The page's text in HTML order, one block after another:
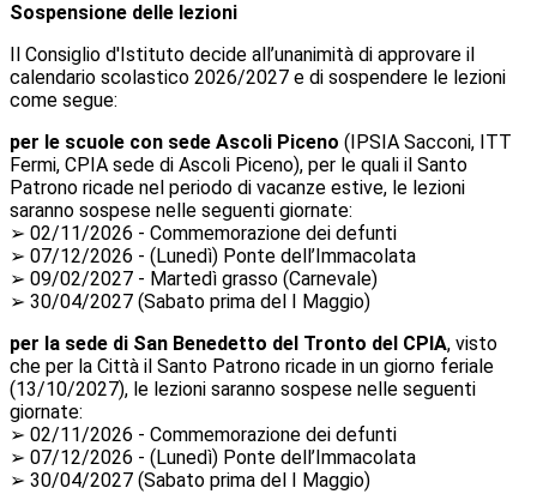
Sospensione delle lezioni
Il Consiglio d'Istituto decide all’unanimità di approvare il
calendario scolastico 2026/2027 e di sospendere le lezioni
come segue:
per le scuole con sede Ascoli Piceno (IPSIA Sacconi, ITT
Fermi, CPIA sede di Ascoli Piceno), per le quali il Santo
Patrono ricade nel periodo di vacanze estive, le lezioni
saranno sospese nelle seguenti giornate:
➢ 02/11/2026 - Commemorazione dei defunti
➢ 07/12/2026 - (Lunedì) Ponte dell’Immacolata
➢ 09/02/2027 - Martedì grasso (Carnevale)
➢ 30/04/2027 (Sabato prima del I Maggio)
per la sede di San Benedetto del Tronto del CPIA, visto
che per la Città il Santo Patrono ricade in un giorno feriale
(13/10/2027), le lezioni saranno sospese nelle seguenti
giornate:
➢ 02/11/2026 - Commemorazione dei defunti
➢ 07/12/2026 - (Lunedì) Ponte dell’Immacolata
➢ 30/04/2027 (Sabato prima del I Maggio)